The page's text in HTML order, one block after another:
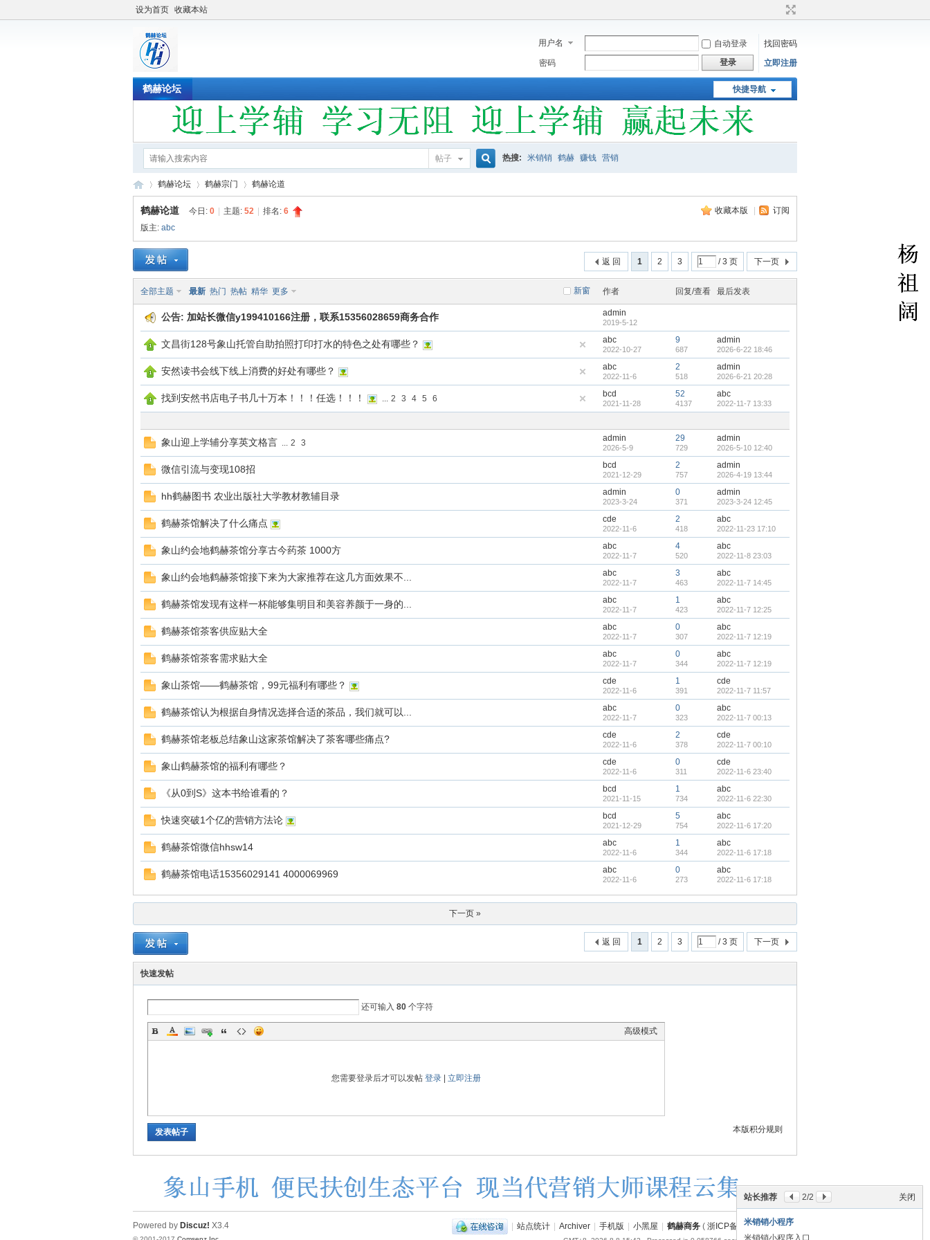
设为首页 收藏本站
用户名 自动登录
找回密码
密码
登录 立即注册
快捷导航
鹤赫论坛
帖子 热搜: 米销销 鹤赫 赚钱 营销
鹤 »
鹤赫论坛
›
鹤赫宗门
›
鹤赫论道
收藏本版 订阅
鹤赫论道 今日: 0 主题: 52 排名: 6
版主: abc
1 2 3 / 3 页 下一页
返 回
新窗
全部主题 最新 热门 热帖 精华 更多 作者 回复/查看 最后发表
公告: 加站长微信y199410166注册，联系15356028659商务合作 admin
2019-5-12
文昌街128号象山托管自助拍照打印打水的特色之处有哪些？ abc
2022-10-27
9
687
admin
2026-6-22 18:46
安然读书会线下线上消费的好处有哪些？ abc
2022-11-6
2
518
admin
2026-6-21 20:28
找到安然书店电子书几十万本！！！任选！！！ ... 2 3 4 5 6 bcd
2021-11-28
52
4137
abc
2022-11-7 13:33
象山迎上学辅分享英文格言 ... 2 3 admin
2026-5-9
29
729
admin
2026-5-10 12:40
微信引流与变现108招 bcd
2021-12-29
2
757
admin
2026-4-19 13:44
hh鹤赫图书 农业出版社大学教材教辅目录 admin
2023-3-24
0
371
admin
2023-3-24 12:45
鹤赫茶馆解决了什么痛点 cde
2022-11-6
2
418
abc
2022-11-23 17:10
象山约会地鹤赫茶馆分享古今药茶 1000方 abc
2022-11-7
4
520
abc
2022-11-8 23:03
象山约会地鹤赫茶馆接下来为大家推荐在这几方面效果不... abc
2022-11-7
3
463
abc
2022-11-7 14:45
鹤赫茶馆发现有这样一杯能够集明目和美容养颜于一身的... abc
2022-11-7
1
423
abc
2022-11-7 12:25
鹤赫茶馆茶客供应贴大全 abc
2022-11-7
0
307
abc
2022-11-7 12:19
鹤赫茶馆茶客需求贴大全 abc
2022-11-7
0
344
abc
2022-11-7 12:19
象山茶馆——鹤赫茶馆，99元福利有哪些？ cde
2022-11-6
1
391
cde
2022-11-7 11:57
鹤赫茶馆认为根据自身情况选择合适的茶品，我们就可以... abc
2022-11-7
0
323
abc
2022-11-7 00:13
​鹤赫茶馆老板总结象山这家茶馆解决了茶客哪些痛点? cde
2022-11-6
2
378
cde
2022-11-7 00:10
象山鹤赫茶馆的福利有哪些？ cde
2022-11-6
0
311
cde
2022-11-6 23:40
《从0到S》这本书给谁看的？ bcd
2021-11-15
1
734
abc
2022-11-6 22:30
快速突破1个亿的营销方法论 bcd
2021-12-29
5
754
abc
2022-11-6 17:20
鹤赫茶馆微信hhsw14 abc
2022-11-6
1
344
abc
2022-11-6 17:18
鹤赫茶馆电话15356029141 4000069969 abc
2022-11-6
0
273
abc
2022-11-6 17:18
下一页 »
1 2 3 / 3 页 下一页
返 回
快速发帖
还可输入 80 个字符
高级模式
您需要登录后才可以发帖 登录 立即注册
本版积分规则
发表帖子
关闭
站长推荐 2/2
米销销小程序
米销销小程序入口
| 站点统计 | Archiver | 手机版 | 小黑屋 | 鹤赫商务 ( 浙ICP备18054110号-1)
Powered by Discuz! X3.4